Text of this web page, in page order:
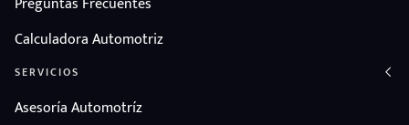
Calculadora Automotriz
SERVICIOS
Asesoría Automotríz